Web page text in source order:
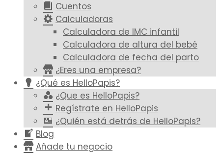
Cuentos
Calculadoras
Calculadora de IMC infantil
Calculadora de altura del bebé
Calculadora de fecha del parto
¿Eres una empresa?
¿Qué es HelloPapis?
¿Que es HelloPapis?
Regístrate en HelloPapis
¿Quién está detrás de HelloPapis?
Blog
Añade tu negocio